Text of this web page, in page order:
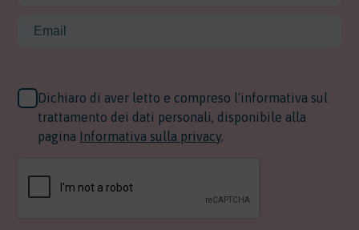
Dichiaro di aver letto e compreso l'informativa sul
trattamento dei dati personali, disponibile alla
pagina Informativa sulla privacy.